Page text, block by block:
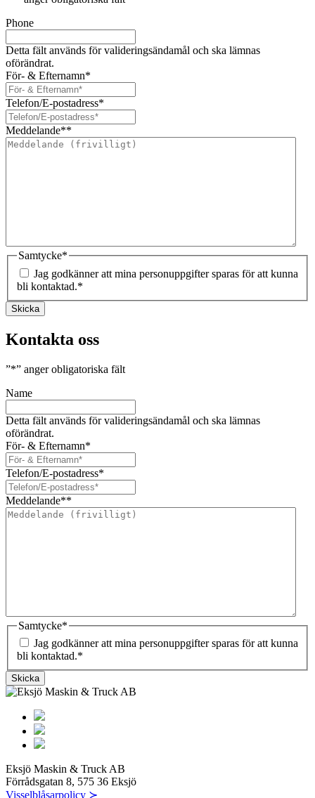
Phone
Detta fält används för valideringsändamål och ska lämnas
oförändrat.
För- & Efternamn*
Telefon/E-postadress*
Meddelande**
Samtycke*
Jag godkänner att mina personuppgifter sparas för att kunna
bli kontaktad.*
Skicka
Kontakta oss
”*” anger obligatoriska fält
Name
Detta fält används för valideringsändamål och ska lämnas
oförändrat.
För- & Efternamn*
Telefon/E-postadress*
Meddelande**
Samtycke*
Jag godkänner att mina personuppgifter sparas för att kunna
bli kontaktad.*
Skicka
Eksjö Maskin & Truck AB
Förrådsgatan 8, 575 36 Eksjö
Visselblåsarpolicy ≻